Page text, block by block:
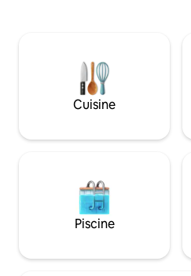
que chaque détail soit pris en
manquez pas notre traditionnel
fidjien Lovo, cuisiné sous terre,
délicieuse expérience insulaire ! Idéal
les événements spéciaux.
Cuisine
Piscine